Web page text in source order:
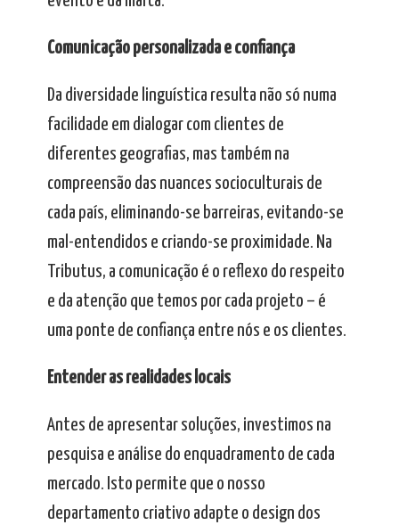
Comunicação personalizada e confiança
Da diversidade linguística resulta não só numa
facilidade em dialogar com clientes de
diferentes geografias, mas também na
compreensão das nuances socioculturais de
cada país, eliminando-se barreiras, evitando-se
mal-entendidos e criando-se proximidade. Na
Tributus, a comunicação é o reflexo do respeito
e da atenção que temos por cada projeto – é
uma ponte de confiança entre nós e os clientes.
Entender as realidades locais
Antes de apresentar soluções, investimos na
pesquisa e análise do enquadramento de cada
mercado. Isto permite que o nosso
departamento criativo adapte o design dos